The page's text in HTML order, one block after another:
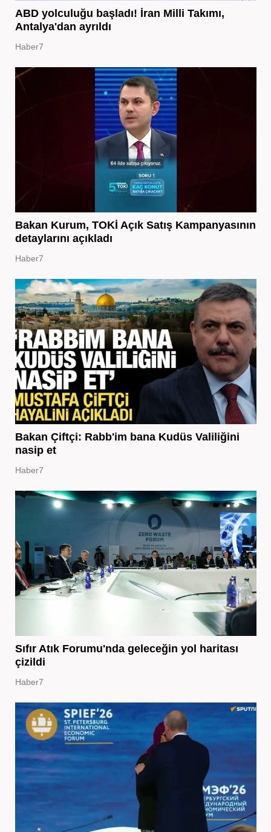
ABD yolculuğu başladı! İran Milli Takımı,
Antalya'dan ayrıldı
Haber7
Bakan Kurum, TOKİ Açık Satış Kampanyasının
detaylarını açıkladı
Haber7
Bakan Çiftçi: Rabb'im bana Kudüs Valiliğini
nasip et
Haber7
Sıfır Atık Forumu'nda geleceğin yol haritası
çizildi
Haber7